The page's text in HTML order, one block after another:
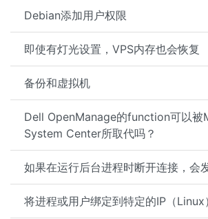
Debian添加用户权限
即使有灯光设置，VPS内存也会恢复
备份和虚拟机
Dell OpenManage的function可以
System Center所取代吗？
如果在运行后台进程时断开连接，会
将进程或用户绑定到特定的IP（Linux）